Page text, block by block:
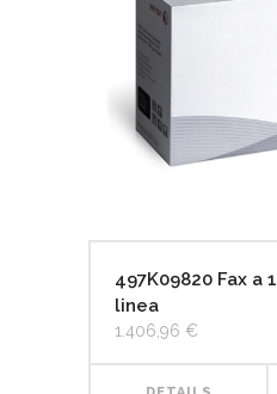
497K09820 Fax a 1
linea
1.406,96 €